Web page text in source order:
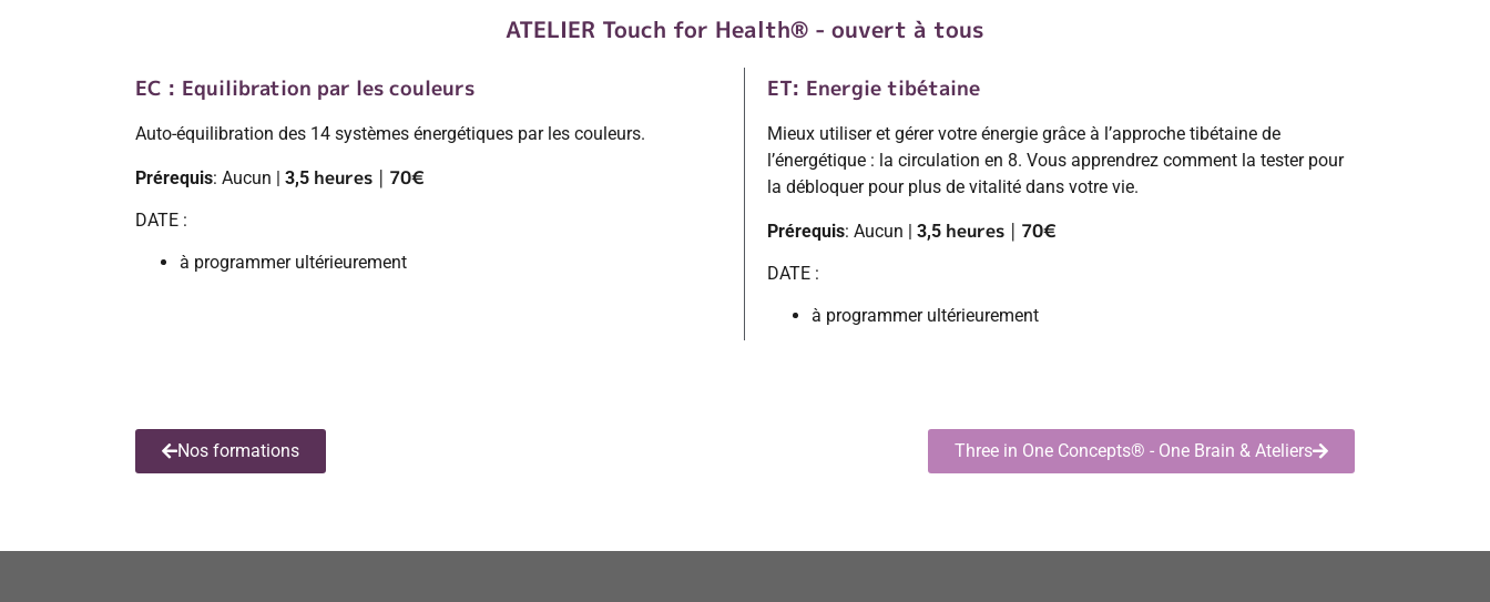
ATELIER Touch for Health® - ouvert à tous
EC : Equilibration par les couleurs
Auto-équilibration des 14 systèmes énergétiques par les couleurs.
Prérequis: Aucun | 3,5 heures | 70€
DATE :
à programmer ultérieurement
ET: Energie tibétaine
Mieux utiliser et gérer votre énergie grâce à l’approche tibétaine de
l’énergétique : la circulation en 8. Vous apprendrez comment la tester pour
la débloquer pour plus de vitalité dans votre vie.
Prérequis: Aucun | 3,5 heures | 70€
DATE :
à programmer ultérieurement
Nos formations Three in One Concepts® - One Brain & Ateliers